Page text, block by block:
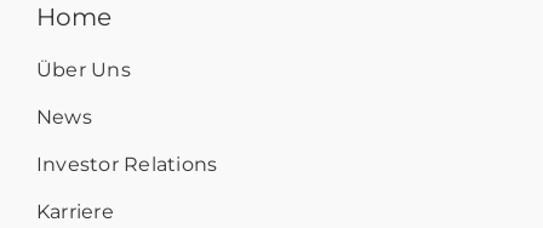
Home
Über Uns
News
Investor Relations
Karriere